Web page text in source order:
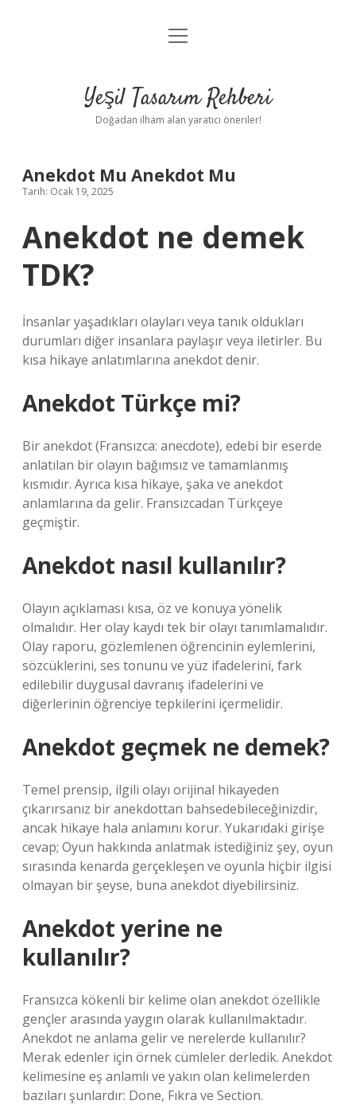
Anasayfa
Yasal Uyarı
menüyü
Yeşil Tasarım Rehberi
Doğadan ilham alan yaratıcı öneriler!
Anekdot Mu Anekdot Mu
Tarih: Ocak 19, 2025
Anekdot ne demek
TDK?
İnsanlar yaşadıkları olayları veya tanık oldukları
durumları diğer insanlara paylaşır veya iletirler. Bu
kısa hikaye anlatımlarına anekdot denir.
Anekdot Türkçe mi?
Bir anekdot (Fransızca: anecdote), edebi bir eserde
anlatılan bir olayın bağımsız ve tamamlanmış
kısmıdır. Ayrıca kısa hikaye, şaka ve anekdot
anlamlarına da gelir. Fransızcadan Türkçeye
geçmiştir.
Anekdot nasıl kullanılır?
Olayın açıklaması kısa, öz ve konuya yönelik
olmalıdır. Her olay kaydı tek bir olayı tanımlamalıdır.
Olay raporu, gözlemlenen öğrencinin eylemlerini,
sözcüklerini, ses tonunu ve yüz ifadelerini, fark
edilebilir duygusal davranış ifadelerini ve
diğerlerinin öğrenciye tepkilerini içermelidir.
Anekdot geçmek ne demek?
Temel prensip, ilgili olayı orijinal hikayeden
çıkarırsanız bir anekdottan bahsedebileceğinizdir,
ancak hikaye hala anlamını korur. Yukarıdaki girişe
cevap; Oyun hakkında anlatmak istediğiniz şey, oyun
sırasında kenarda gerçekleşen ve oyunla hiçbir ilgisi
olmayan bir şeyse, buna anekdot diyebilirsiniz.
Anekdot yerine ne
kullanılır?
Fransızca kökenli bir kelime olan anekdot özellikle
gençler arasında yaygın olarak kullanılmaktadır.
Anekdot ne anlama gelir ve nerelerde kullanılır?
Merak edenler için örnek cümleler derledik. Anekdot
kelimesine eş anlamlı ve yakın olan kelimelerden
bazıları şunlardır: Done, Fıkra ve Section.